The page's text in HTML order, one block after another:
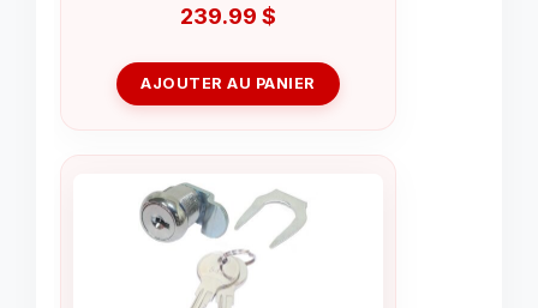
239.99 $
AJOUTER AU PANIER